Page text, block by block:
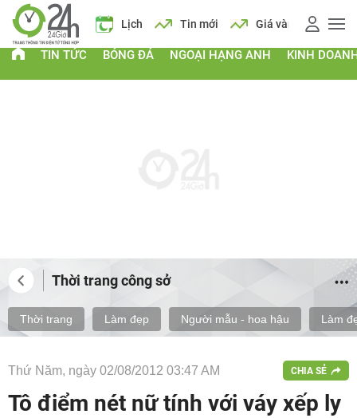
Lịch Tin mới Giá vàng Giá xăng Lịch
TIN TỨC BÓNG ĐÁ NGOẠI HẠNG ANH KINH
Thời trang công sở
Thời trang Làm đẹp Người mẫu - hoa hậu Làm
Thứ Năm, ngày 02/08/2012 03:47 AM CHIA SẺ
Tô điểm nét nữ tính với váy xếp ly